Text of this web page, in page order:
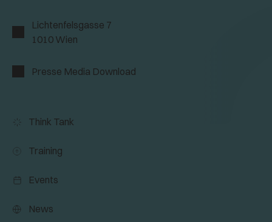
Lichtenfelsgasse 7
1010 Wien
Presse Media Download
Think Tank
Training
Events
News